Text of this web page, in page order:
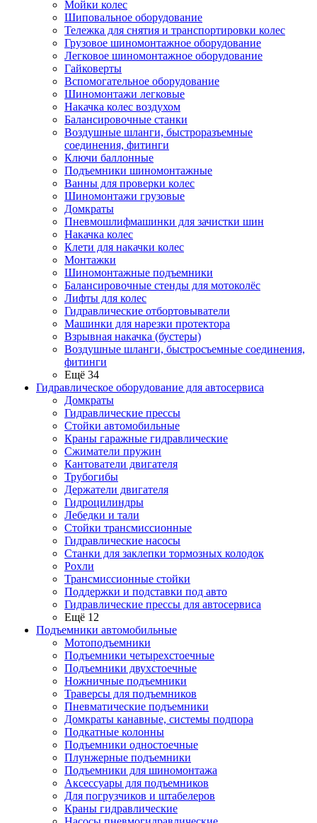
Мойки колес
Шиповальное оборудование
Тележка для снятия и транспортировки колес
Грузовое шиномонтажное оборудование
Легковое шиномонтажное оборудование
Гайковерты
Вспомогательное оборудование
Шиномонтажи легковые
Накачка колес воздухом
Балансировочные станки
Воздушные шланги, быстроразъемные
соединения, фитинги
Ключи баллонные
Подъемники шиномонтажные
Ванны для проверки колес
Шиномонтажи грузовые
Домкраты
Пневмошлифмашинки для зачистки шин
Накачка колес
Клети для накачки колес
Монтажки
Шиномонтажные подъемники
Балансировочные стенды для мотоколёс
Лифты для колес
Гидравлические отбортовыватели
Машинки для нарезки протектора
Взрывная накачка (бустеры)
Воздушные шланги, быстросъемные соединения,
фитинги
Ещё 34
Гидравлическое оборудование для автосервиса
Домкраты
Гидравлические прессы
Стойки автомобильные
Краны гаражные гидравлические
Сжиматели пружин
Кантователи двигателя
Трубогибы
Держатели двигателя
Гидроцилиндры
Лебедки и тали
Стойки трансмиссионные
Гидравлические насосы
Cтанки для заклепки тормозных колодок
Рохли
Трансмиссионные стойки
Поддержки и подставки под авто
Гидравлические прессы для автосервиса
Ещё 12
Подъемники автомобильные
Мотоподъемники
Подъемники четырехстоечные
Подъемники двухстоечные
Ножничные подъемники
Траверсы для подъемников
Пневматические подъемники
Домкраты канавные, системы подпора
Подкатные колонны
Подъемники одностоечные
Плунжерные подъемники
Подъемники для шиномонтажа
Аксессуары для подъемников
Для погрузчиков и штабелеров
Краны гидравлические